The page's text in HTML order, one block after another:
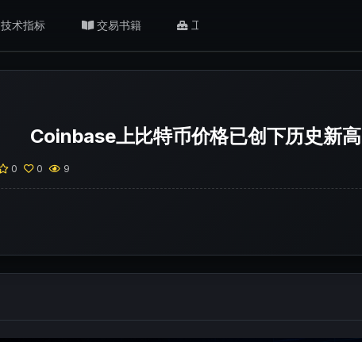
技术指标 交易书籍 工具/返佣
Coinbase上比特币价格已创下历史新高
0 0 9